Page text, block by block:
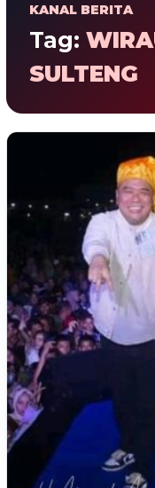
KANAL BERITA
Tag:
SULTENG